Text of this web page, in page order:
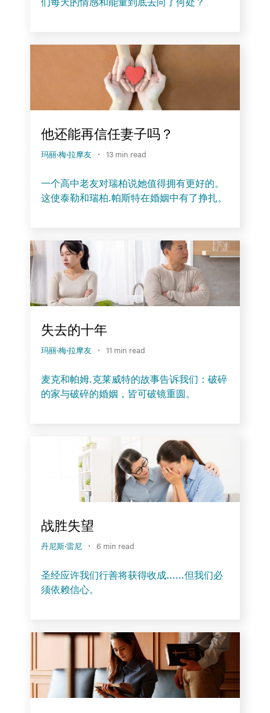
他还能再信任妻子吗？
玛丽·梅·拉摩友 · 13 min read
一个高中老友对瑞柏说她值得拥有更好的。
这使泰勒和瑞柏.帕斯特在婚姻中有了挣扎。
失去的十年
玛丽·梅·拉摩友 · 11 min read
麦克和帕姆.克莱威特的故事告诉我们：破碎
的家与破碎的婚姻，皆可破镜重圆。
战胜失望
丹尼斯·雷尼 · 6 min read
圣经应许我们行善将获得收成……但我们必
须依赖信心。